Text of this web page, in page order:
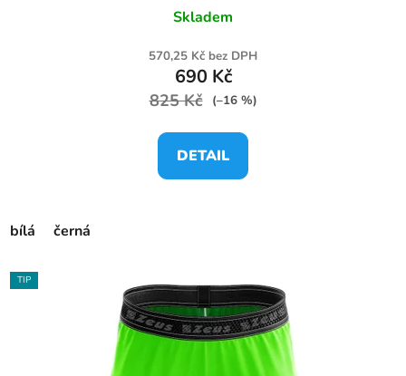
Skladem
570,25 Kč bez DPH
690 Kč
825 Kč (–16 %)
DETAIL
bílá černá
TIP